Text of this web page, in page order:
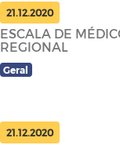
21.12.2020
ESCALA DE
REGIONAL
Geral
21.12.2020